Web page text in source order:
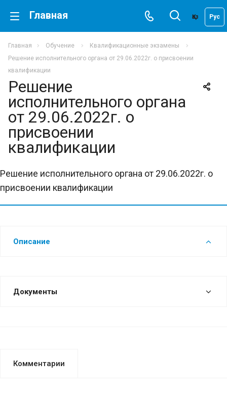
Главная Қаз Рус
Главная Обучение
Квалификационные экзамены
Решение исполнительного органа от 29.06.2022г. о присвоении
квалификации
Решение
исполнительного органа
от 29.06.2022г. о
присвоении
квалификации
Решение исполнительного органа от 29.06.2022г. о
присвоении квалификации
Описание
Документы
Комментарии